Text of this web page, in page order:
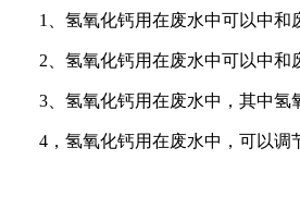
1、氢氧化钙用在废水中可以中和
2、氢氧化钙用在废水中可以中和
3、氢氧化钙用在废水中，其中氢
4，氢氧化钙用在废水中，可以调